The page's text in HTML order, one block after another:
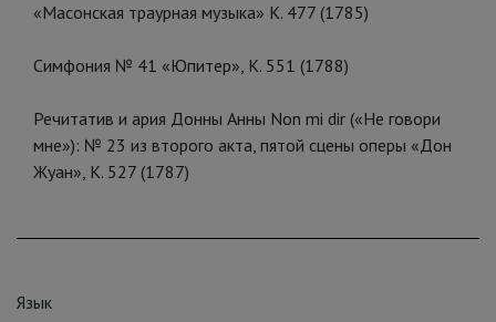
«Масонская траурная музыка» K. 477 (1785)
Симфония № 41 «Юпитер», К. 551 (1788)
Речитатив и ария Донны Анны Non mi dir («Не говори
мне»): № 23 из второго акта, пятой сцены оперы «Дон
Жуан», K. 527 (1787)
Язык